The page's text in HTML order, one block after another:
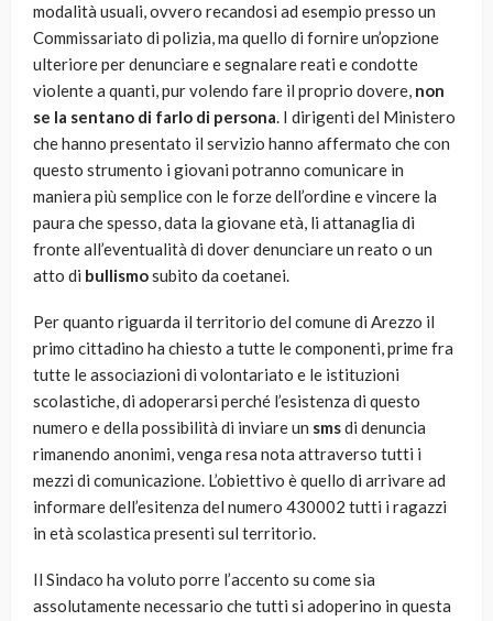
modalità usuali, ovvero recandosi ad esempio presso un
Commissariato di polizia, ma quello di fornire un’opzione
ulteriore per denunciare e segnalare reati e condotte
violente a quanti, pur volendo fare il proprio dovere, non
se la sentano di farlo di persona. I dirigenti del Ministero
che hanno presentato il servizio hanno affermato che con
questo strumento i giovani potranno comunicare in
maniera più semplice con le forze dell’ordine e vincere la
paura che spesso, data la giovane età, li attanaglia di
fronte all’eventualità di dover denunciare un reato o un
atto di bullismosubito da coetanei.
Per quanto riguarda il territorio del comune di Arezzo il
primo cittadino ha chiesto a tutte le componenti, prime fra
tutte le associazioni di volontariato e le istituzioni
scolastiche, di adoperarsi perché l’esistenza di questo
numero e della possibilità di inviare un smsdi denuncia
rimanendo anonimi, venga resa nota attraverso tutti i
mezzi di comunicazione. L’obiettivo è quello di arrivare ad
informare dell’esitenza del numero 430002 tutti i ragazzi
in età scolastica presenti sul territorio.
Il Sindaco ha voluto porre l’accento su come sia
assolutamente necessario che tutti si adoperino in questa